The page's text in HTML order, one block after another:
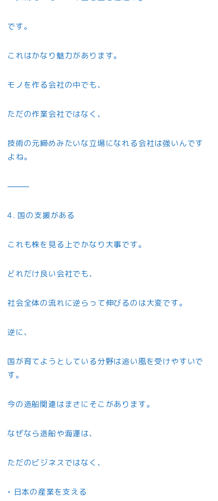
です。
これはかなり魅力があります。
モノを作る会社の中でも、
ただの作業会社ではなく、
技術の元締めみたいな立場になれる会社は強いんです
よね。
⸻
4. 国の支援がある
これも株を見る上でかなり大事です。
どれだけ良い会社でも、
社会全体の流れに逆らって伸びるのは大変です。
逆に、
国が育てようとしている分野は追い風を受けやすいで
す。
今の造船関連はまさにそこがあります。
なぜなら造船や海運は、
ただのビジネスではなく、
• 日本の産業を支える